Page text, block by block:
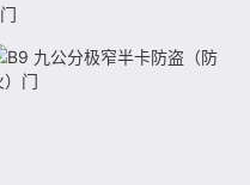
门